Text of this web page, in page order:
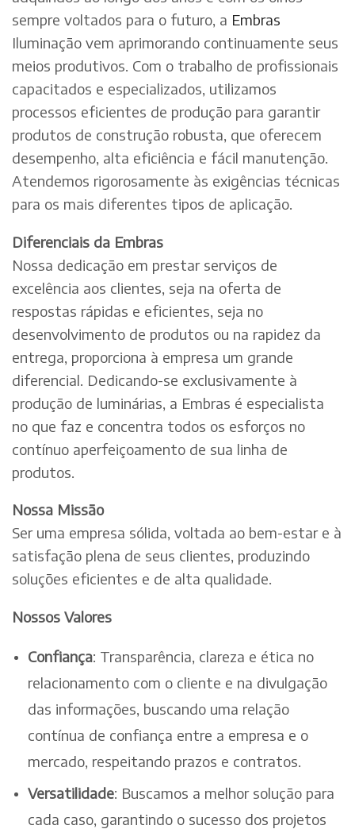
sempre voltados para o futuro, a Embras
Iluminação vem aprimorando continuamente seus
meios produtivos. Com o trabalho de profissionais
capacitados e especializados, utilizamos
processos eficientes de produção para garantir
produtos de construção robusta, que oferecem
desempenho, alta eficiência e fácil manutenção.
Atendemos rigorosamente às exigências técnicas
para os mais diferentes tipos de aplicação.
Diferenciais da Embras
Nossa dedicação em prestar serviços de
excelência aos clientes, seja na oferta de
respostas rápidas e eficientes, seja no
desenvolvimento de produtos ou na rapidez da
entrega, proporciona à empresa um grande
diferencial. Dedicando-se exclusivamente à
produção de luminárias, a Embras é especialista
no que faz e concentra todos os esforços no
contínuo aperfeiçoamento de sua linha de
produtos.
Nossa Missão
Ser uma empresa sólida, voltada ao bem-estar e à
satisfação plena de seus clientes, produzindo
soluções eficientes e de alta qualidade.
Nossos Valores
Confiança: Transparência, clareza e ética no
relacionamento com o cliente e na divulgação
das informações, buscando uma relação
contínua de confiança entre a empresa e o
mercado, respeitando prazos e contratos.
Versatilidade: Buscamos a melhor solução para
cada caso, garantindo o sucesso dos projetos